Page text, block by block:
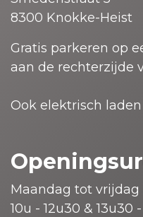
8300 Knokke-Heist
Gratis parkeren op
aan de rechterzijde
Ook elektrisch
Maandag tot vrijdag
10u - 12u30 & 13u30 -